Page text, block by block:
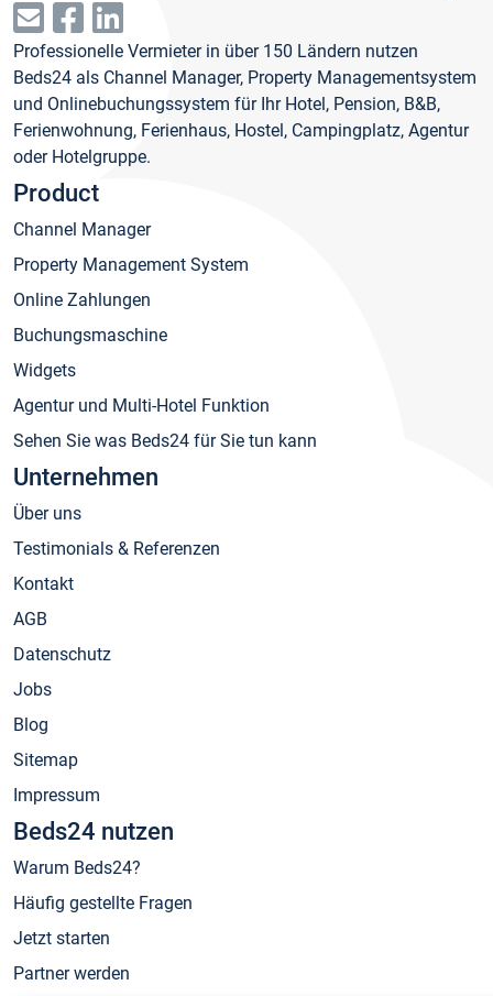
Professionelle Vermieter in über 150 Ländern nutzen
Beds24 als Channel Manager, Property Managementsystem
und Onlinebuchungssystem für Ihr Hotel, Pension, B&B,
Ferienwohnung, Ferienhaus, Hostel, Campingplatz, Agentur
oder Hotelgruppe.
Product
Channel Manager
Property Management System
Online Zahlungen
Buchungsmaschine
Widgets
Agentur und Multi-Hotel Funktion
Sehen Sie was Beds24 für Sie tun kann
Unternehmen
Über uns
Testimonials & Referenzen
Kontakt
AGB
Datenschutz
Jobs
Blog
Sitemap
Impressum
Beds24 nutzen
Warum Beds24?
Häufig gestellte Fragen
Jetzt starten
Partner werden